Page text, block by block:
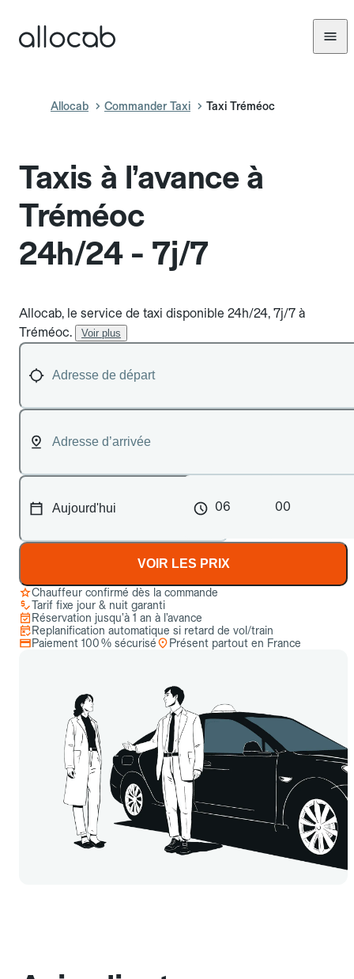
Allocab Commander Taxi Taxi Tréméoc
Taxis à l’avance à
Tréméoc
24h/24 - 7j/7
Allocab, le service de taxi disponible 24h/24, 7j/7 à
Tréméoc.
Voir plus
06 00
VOIR LES PRIX
Chauffeur confirmé dès la commande
Tarif fixe jour & nuit garanti
Réservation jusqu’à 1 an à l’avance
Replanification automatique si retard de vol/train
Paiement 100 % sécurisé
Présent partout en France